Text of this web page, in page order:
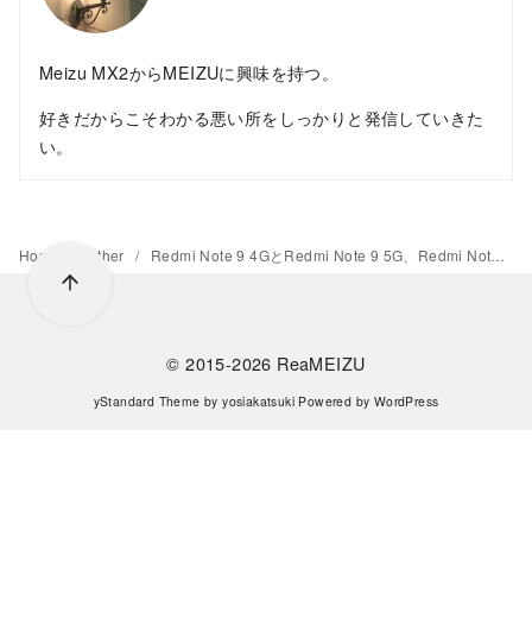
Meizu MX2からMEIZUに興味を持つ。
好きだからこそわかる悪い所をしっかりと発信していきた
い。
Home Other Redmi Note 9 4GとRedmi Note 9 5G、Redmi Note 9 Pro 5GのバッテリーにPSEマークが表示
© 2015-2026 ReaMEIZU
yStandard Theme byyosiakatsuki Powered by WordPress